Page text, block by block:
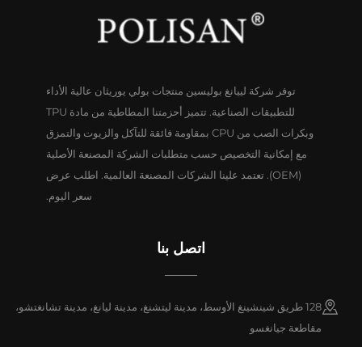
توفر شركة لييانغ بوليسين منتجات بولي يوريثان عالية الأداء
للتطبيقات الصناعية. تتميز أحزمتنا المطاطية من مادة TPU
وبكرات الصب من CPU بمقاومة فائقة للتآكل والزيوت والتمزق
مع إمكانية التخصيص حسب متطلبات الشركة المصنعة الأصلية
(OEM). تعتمد علينا الشركات المصنعة العالمية. اطلب عرض
سعر اليوم.
اتصل بنا
128 طريق شينشينغ الأوسط، مدينة ليتشنغ، مدينة ليانغ، مدينة تشانغتشو،
مقاطعة جيانغسو